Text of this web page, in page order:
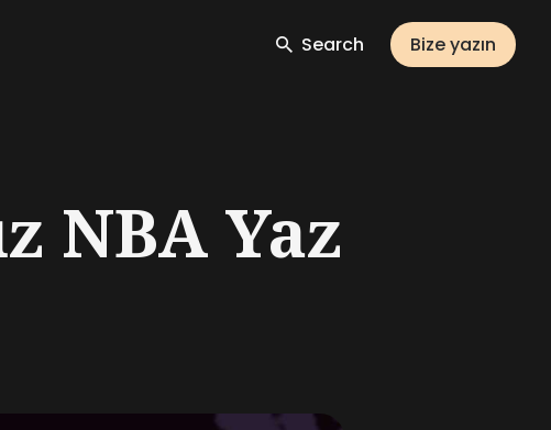
Search Bize yazın
NBA Yaz